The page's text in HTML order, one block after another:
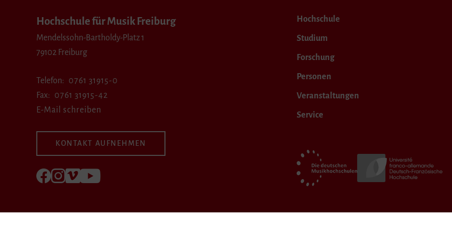
Hochschule für Musik Freiburg
Mendelssohn-Bartholdy-Platz 1
79102 Freiburg
Telefon
0761 31915-0
Fax
0761 31915-42
E-Mail schreiben
KONTAKT AUFNEHMEN
Folgen Sie uns auf Facebook
Folgen Sie uns auf Instagram
Besuchen Sie uns bei Vimeo
Hochschule
Studium
Forschung
Personen
Veranstaltungen
Service